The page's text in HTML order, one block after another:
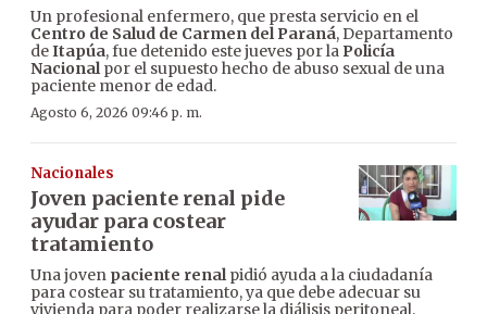
Un profesional enfermero, que presta servicio en el
Centro de Salud de Carmen del Paraná, Departamento
deItapúa, fue detenido este jueves por la Policía
Nacionalpor el supuesto hecho de abuso sexual de una
paciente menor de edad.
Agosto 6, 2026 09:46 p. m.
Nacionales
Joven paciente renal pide
ayudar para costear
tratamiento
Una joven paciente renalpidió ayuda a la ciudadanía
para costear su tratamiento, ya que debe adecuar su
vivienda para poder realizarse la diálisis peritoneal,